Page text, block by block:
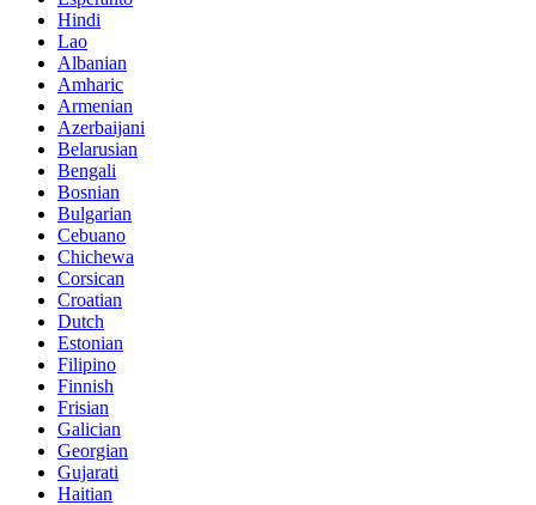
Hindi
Lao
Albanian
Amharic
Armenian
Azerbaijani
Belarusian
Bengali
Bosnian
Bulgarian
Cebuano
Chichewa
Corsican
Croatian
Dutch
Estonian
Filipino
Finnish
Frisian
Galician
Georgian
Gujarati
Haitian